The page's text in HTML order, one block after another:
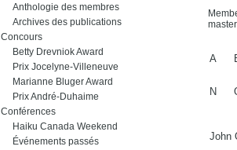
Anthologie des membres
Archives des publications
Concours
Betty Drevniok Award
Prix Jocelyne-Villeneuve
Marianne Bluger Award
Prix André-Duhaime
Conférences
Haiku Canada Weekend
Événements passés
A
N
John